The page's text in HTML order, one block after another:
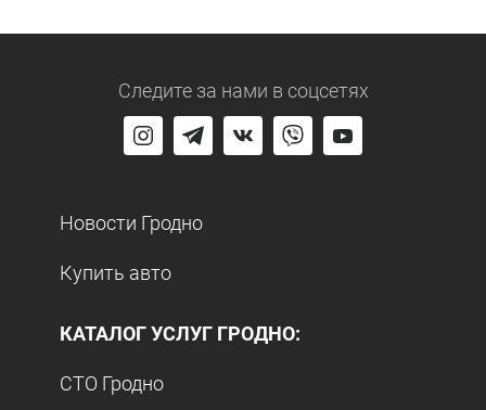
Следите за нами в соцсетях
Новости Гродно
Купить авто
КАТАЛОГ УСЛУГ ГРОДНО:
СТО Гродно